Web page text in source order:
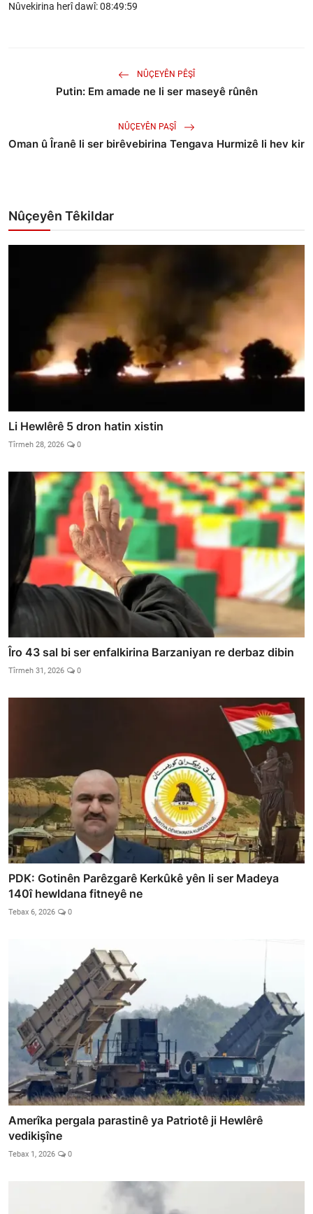
Nûvekirina herî dawî: 08:49:59
NÛÇEYÊN PÊŞÎ
Putin: Em amade ne li ser maseyê rûnên
NÛÇEYÊN PAŞÎ
Oman û Îranê li ser birêvebirina Tengava Hurmizê li hev kir
Nûçeyên Têkildar
Li Hewlêrê 5 dron hatin xistin
Tîrmeh 28, 2026 0
Îro 43 sal bi ser enfalkirina Barzaniyan re derbaz dibin
Tîrmeh 31, 2026 0
PDK: Gotinên Parêzgarê Kerkûkê yên li ser Madeya
140î hewldana fitneyê ne
Tebax 6, 2026 0
Amerîka pergala parastinê ya Patriotê ji Hewlêrê
vedikişîne
Tebax 1, 2026 0